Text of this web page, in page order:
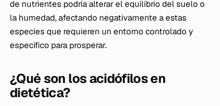
de nutrientes podría alterar el equilibrio del suelo o
la humedad, afectando negativamente a estas
especies que requieren un entorno controlado y
específico para prosperar.
¿Qué son los acidófilos en
dietética?